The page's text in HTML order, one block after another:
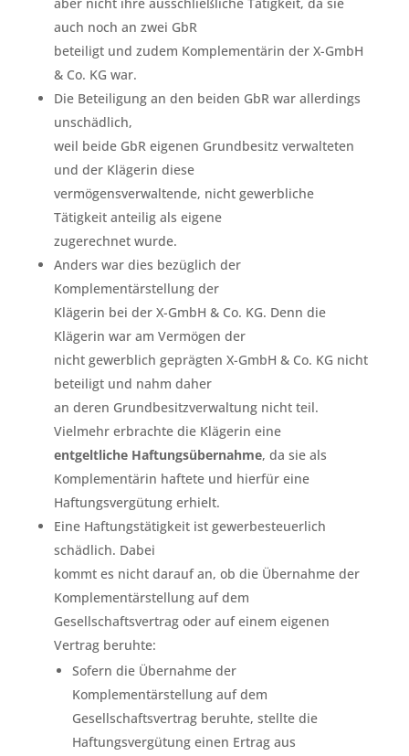
aber nicht ihre ausschließliche Tätigkeit, da sie
auch noch an zwei GbR
beteiligt und zudem Komplementärin der X-GmbH
& Co. KG war.
Die Beteiligung an den beiden GbR war allerdings
unschädlich,
weil beide GbR eigenen Grundbesitz verwalteten
und der Klägerin diese
vermögensverwaltende, nicht gewerbliche
Tätigkeit anteilig als eigene
zugerechnet wurde.
Anders war dies bezüglich der
Komplementärstellung der
Klägerin bei der X-GmbH & Co. KG. Denn die
Klägerin war am Vermögen der
nicht gewerblich geprägten X-GmbH & Co. KG nicht
beteiligt und nahm daher
an deren Grundbesitzverwaltung nicht teil.
Vielmehr erbrachte die Klägerin eine
entgeltliche Haftungsübernahme, da sie als
Komplementärin haftete und hierfür eine
Haftungsvergütung erhielt.
Eine Haftungstätigkeit ist gewerbesteuerlich
schädlich. Dabei
kommt es nicht darauf an, ob die Übernahme der
Komplementärstellung auf dem
Gesellschaftsvertrag oder auf einem eigenen
Vertrag beruhte:
Sofern die Übernahme der
Komplementärstellung auf dem
Gesellschaftsvertrag beruhte, stellte die
Haftungsvergütung einen Ertrag aus